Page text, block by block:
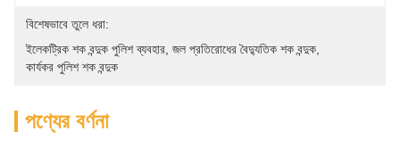
বিশেষভাবে তুলে ধরা:
ইলেকট্রিক শক বন্দুক পুলিশ ব্যবহার জল প্রতিরোধের বৈদ্যুতিক শক বন্দুক
কার্যকর পুলিশ শক বন্দুক
পণ্যের বর্ণনা